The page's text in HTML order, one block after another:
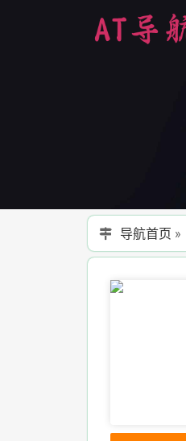
导航首页 »